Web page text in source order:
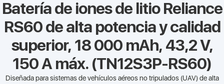
Batería de iones de litio Reliance
RS60 de alta potencia y calidad
superior, 18 000 mAh, 43,2 V,
150 A máx. (TN12S3P-RS60)
Diseñada para sistemas de vehículos aéreos no tripulados (UAV) de alta